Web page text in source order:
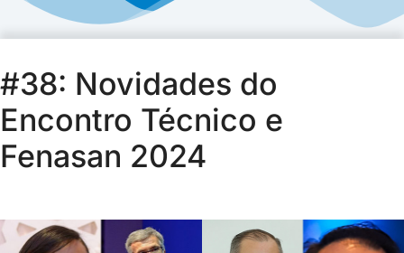
#38: Novidades do
Encontro Técnico e
Fenasan 2024